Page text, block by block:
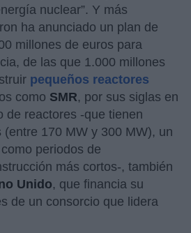
nuclear”. Y más
ha anunciado un plan de
millones de euros para
de las que 1.000 millones
pequeños reactores
como SMR, por sus siglas en
de reactores -que tienen
(entre 170 MW y 300 MW), un
periodos de
más cortos-, también
Unido, que financia su
de un consorcio que lidera